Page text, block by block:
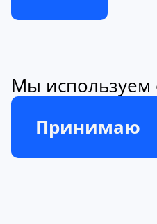
Мы используем
Принимаю